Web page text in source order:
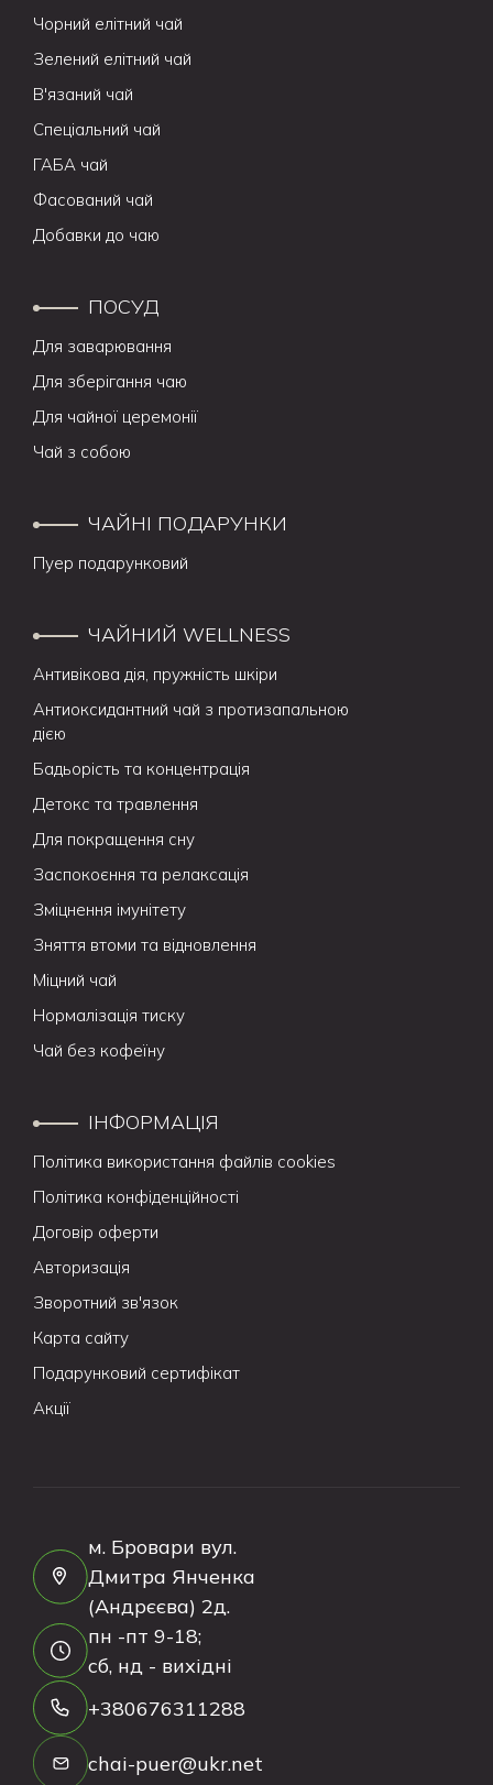
Чорний елітний чай
Зелений елітний чай
В'язаний чай
Спеціальний чай
ГАБА чай
Фасований чай
Добавки до чаю
ПОСУД
Для заварювання
Для зберігання чаю
Для чайної церемонії
Чай з собою
ЧАЙНІ ПОДАРУНКИ
Пуер подарунковий
ЧАЙНИЙ WELLNESS
Антивікова дія, пружність шкіри
Антиоксидантний чай з протизапальною
дією
Бадьорість та концентрація
Детокс та травлення
Для покращення сну
Заспокоєння та релаксація
Зміцнення імунітету
Зняття втоми та відновлення
Міцний чай
Нормалізація тиску
Чай без кофеїну
ІНФОРМАЦІЯ
Політика використання файлів cookies
Політика конфіденційності
Договір оферти
Авторизація
Зворотний зв'язок
Карта сайту
Подарунковий сертифікат
Акції
м. Бровари вул.
Дмитра Янченка
(Андрєєва) 2д.
пн -пт 9-18;
сб, нд - вихідні
+380676311288
chai-puer@ukr.net